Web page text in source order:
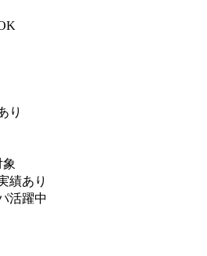
り
績あり
活躍中